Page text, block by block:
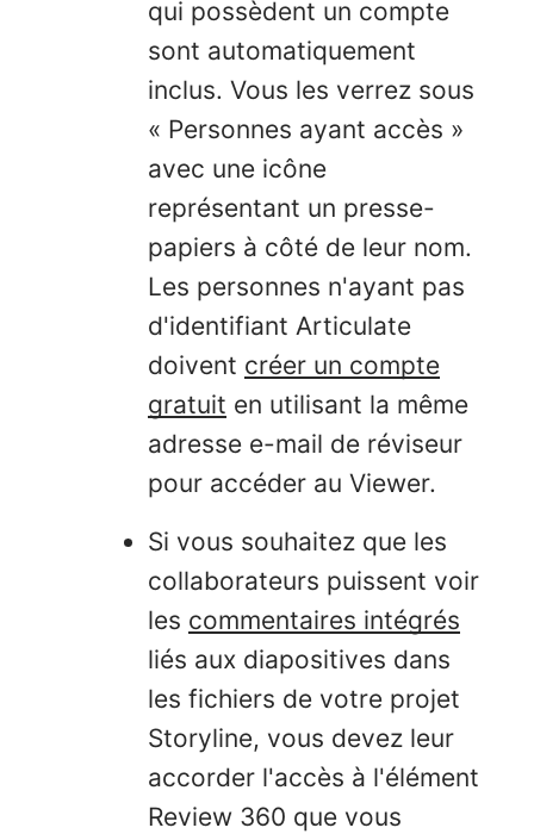
qui possèdent un compte
sont automatiquement
inclus. Vous les verrez sous
« Personnes ayant accès »
avec une icône
représentant un presse-
papiers à côté de leur nom.
Les personnes n'ayant pas
d'identifiant Articulate
doivent créer un compte
gratuit en utilisant la même
adresse e-mail de réviseur
pour accéder au Viewer.
Si vous souhaitez que les
collaborateurs puissent voir
les commentaires intégrés
liés aux diapositives dans
les fichiers de votre projet
Storyline, vous devez leur
accorder l'accès à l'élément
Review 360 que vous